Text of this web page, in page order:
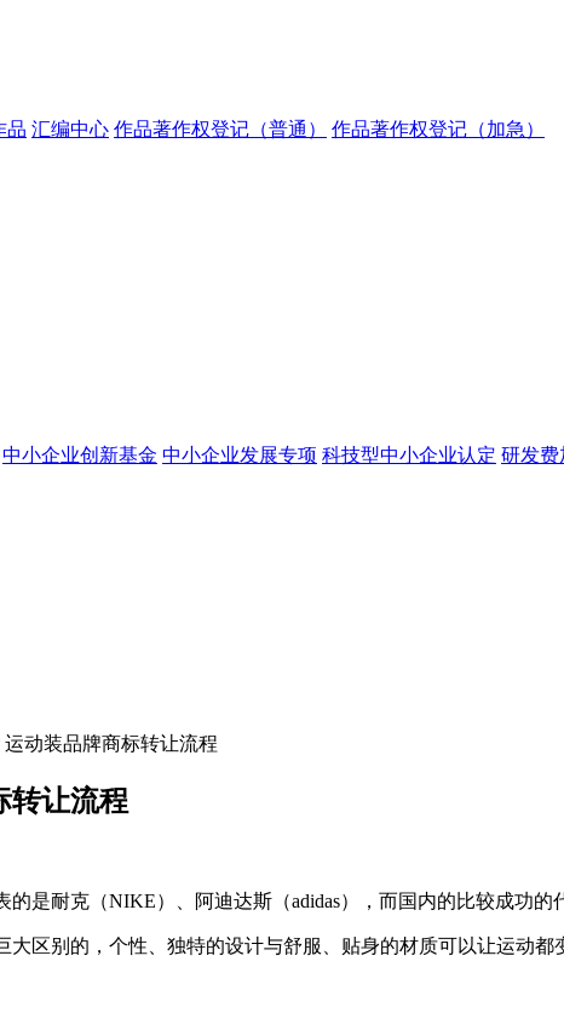
品 汇编中心 作品著作权登记（普通） 作品著作权登记（加急）
中小企业创新基金 中小企业发展专项 科技型中小企业认定 研发费
动装品牌商标转让流程
转让流程
是耐克（NIKE）、阿迪达斯（adidas），而国内的比较成功
区别的，个性、独特的设计与舒服、贴身的材质可以让运动